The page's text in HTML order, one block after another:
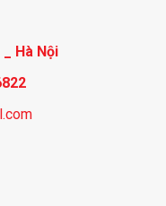
Hà Nội